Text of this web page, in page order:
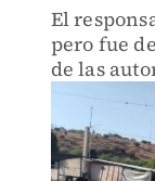
El
pero fue
de las